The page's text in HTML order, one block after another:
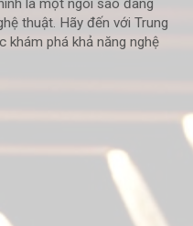
là một ngôi sao đang
thuật. Hãy đến với Trung
khám phá khả năng nghệ